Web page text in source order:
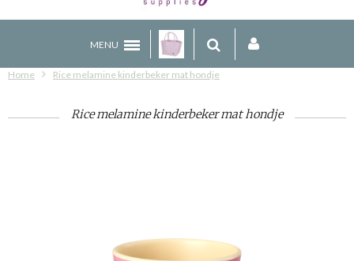
MENU
Home Rice melamine kinderbeker mat hondje
Rice melamine kinderbeker mat hondje